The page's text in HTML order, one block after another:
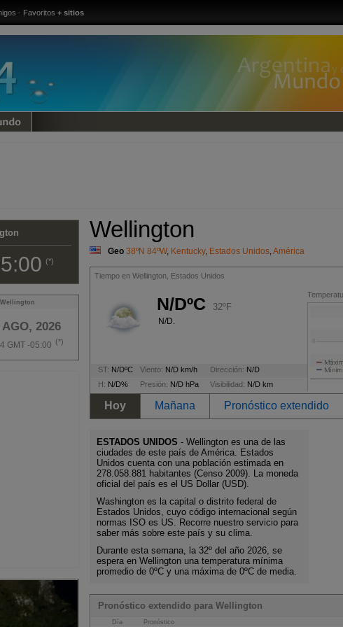
· Favoritos + sitios
(*)
AGO, 2026
GMT -05:00 (*)
Wellington
Geo 38ºN 84ºW, Kentucky, Estados Unidos,América
Tiempo en Wellington, Estados Unidos
N/DºC 32ºF
N/D.
ST: N/DºC Viento: N/D km/h Dirección: N/D
H: N/D% Presión: N/D hPa Visibilidad: N/D km
Hoy Mañana Pronóstico extendido
ESTADOS UNIDOS - Wellington es una de las
ciudades de este país de América. Estados
Unidos cuenta con una población estimada en
278.058.881 habitantes (Censo 2009). La moneda
oficial del país es el US Dollar (USD).
Washington es la capital o distrito federal de
Estados Unidos, cuyo código internacional según
normas ISO es US. Recorre nuestro servicio para
saber más sobre este país y su clima.
Durante esta semana, la 32º del año 2026, se
espera en Wellington una temperatura mínima
promedio de 0ºC y una máxima de 0ºC de media.
Pronóstico extendido para Wellington
Día Pronóstico